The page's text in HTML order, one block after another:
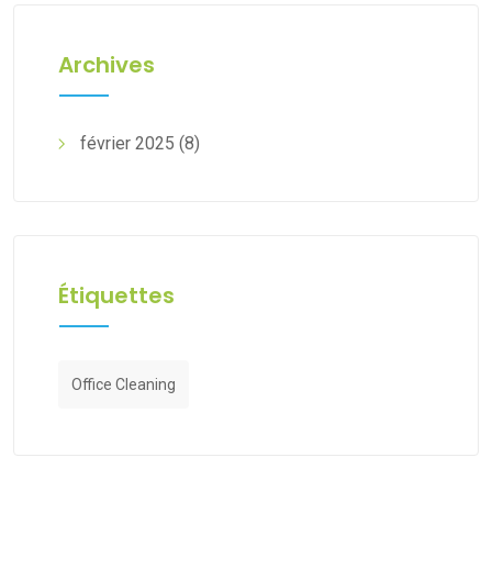
Archives
février 2025 (8)
Étiquettes
Office Cleaning